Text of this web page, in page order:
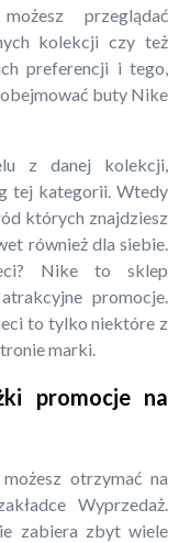
przeglądać
kolekcji czy też
preferencji i tego,
buty Nike
z danej kolekcji,
tej kategorii. Wtedy
których znajdziesz
również dla siebie.
Nike to sklep
promocje.
to tylko niektóre z
marki.
promocje na
otrzymać na
Wyprzedaż.
zabiera zbyt wiele